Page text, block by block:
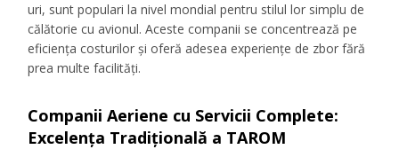
uri, sunt populari la nivel mondial pentru stilul lor simplu de
călătorie cu avionul. Aceste companii se concentrează pe
eficiența costurilor și oferă adesea experiențe de zbor fără
prea multe facilități.
Companii Aeriene cu Servicii Complete:
Excelența Tradițională a TAROM